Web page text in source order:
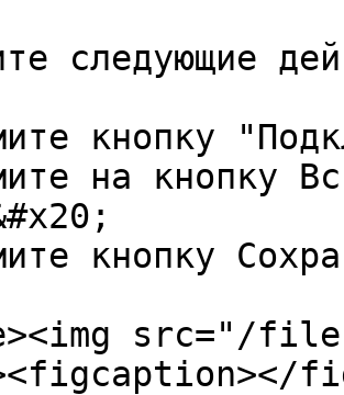
следующие
кнопку
на кнопку
кнопку
src="/files/